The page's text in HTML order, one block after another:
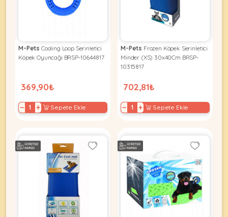
Köpek
Ürünleri
M-Pets Cooling Loop Serinletici
Köpek Oyuncağı BRSP-10644817
369,90₺
− + Sepete Ekle
M-Pets Frozen Köpek Serinletici
Minder (XS) 30x40Cm BRSP-
10315817
702,81₺
− + Sepete Ekle